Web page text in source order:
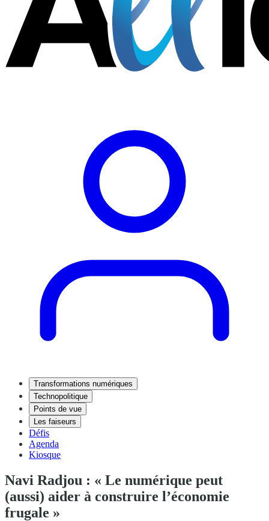
Transformations numériques
Technopolitique
Points de vue
Les faiseurs
Défis
Agenda
Kiosque
Navi Radjou : « Le numérique peut
(aussi) aider à construire l’économie
frugale »